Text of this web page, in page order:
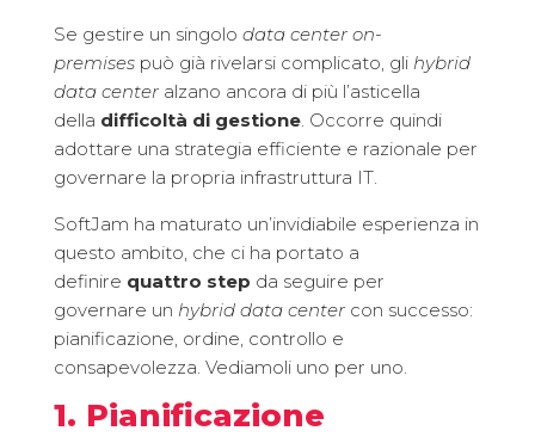
Se gestire un singolo data center on-
premisespuò già rivelarsi complicato, gli hybrid
data centeralzano ancora di più l’asticella
della difficoltà di gestione. Occorre quindi
adottare una strategia efficiente e razionale per
governare la propria infrastruttura IT.
SoftJam ha maturato un’invidiabile esperienza in
questo ambito, che ci ha portato a
definire quattro step da seguire per
governare un hybrid data centercon successo:
pianificazione, ordine, controllo e
consapevolezza. Vediamoli uno per uno.
1. Pianificazione